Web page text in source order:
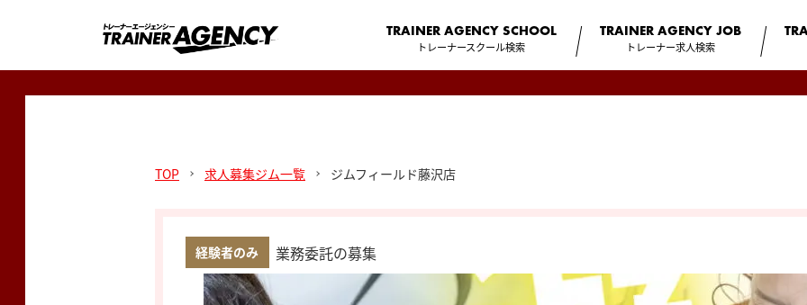
TRAINER AGENCY SCHOOL
トレーナースクール検索
TRAINER AGENCYJOB
トレーナー求人検索
TOP 求人募集ジム一覧 ジムフィールド藤沢店
経験者のみ 業務委託の募集